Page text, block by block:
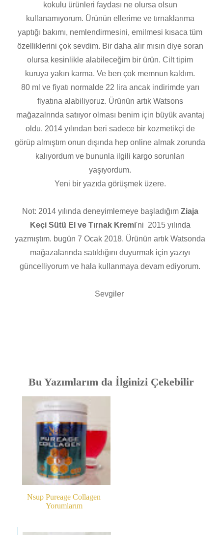
kokulu ürünleri faydası ne olursa olsun
kullanamıyorum. Ürünün ellerime ve tırnaklarıma
yaptığı bakımı, nemlendirmesini, emilmesi kısaca tüm
özelliklerini çok sevdim. Bir daha alır mısın diye soran
olursa kesinlikle alabileceğim bir ürün. Cilt tipim
kuruya yakın karma. Ve ben çok memnun kaldım.
80 ml ve fiyatı normalde 22 lira ancak indirimde yarı
fiyatına alabiliyoruz. Ürünün artık Watsons
mağazalrında satııyor olması benim için büyük avantaj
oldu. 2014 yılından beri sadece bir kozmetikçi de
görüp almıştım onun dışında hep online almak zorunda
kalıyordum ve bununla ilgili kargo sorunları
yaşıyordum.
Yeni bir yazıda görüşmek üzere.
Not: 2014 yılında deneyimlemeye başladığım Ziaja
Keçi Sütü El ve Tırnak Kremi'ni 2015 yılında
yazmıştım. bugün 7 Ocak 2018. Ürünün artık Watsonda
mağazalarında satıldığını duyurmak için yazıyı
güncelliyorum ve hala kullanmaya devam ediyorum.
Sevgiler
Bu Yazımlarım da İlginizi Çekebilir
Nsup Pureage Collagen
Yorumlarım